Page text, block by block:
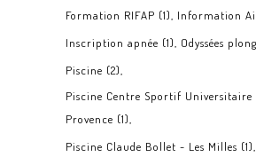
Formation RIFAP (1) Information
Inscription apnée (1) Odyssées
Piscine (2)
Piscine Centre Sportif Universitaire
Provence (1)
Piscine Claude Bollet - Les Milles (1)